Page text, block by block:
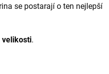
se postarají o ten nejlepší
velikosti.